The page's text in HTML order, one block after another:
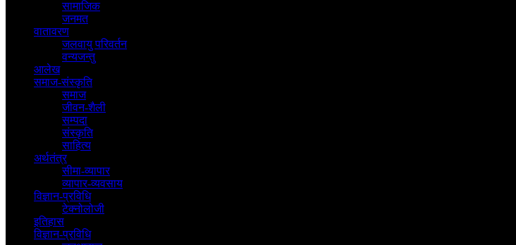
सामाजिक
जनमत
वातावरण
जलवायु परिवर्तन
वन्यजन्तु
आलेख
समाज-संस्कृति
समाज
जीवन-शैली
सम्पदा
संस्कृति
साहित्य
अर्थतंत्र
सीमा-व्यापार
व्यापार-व्यवसाय
विज्ञान-प्रविधि
टेक्नोलोजी
इतिहास
विज्ञान-प्रविधि